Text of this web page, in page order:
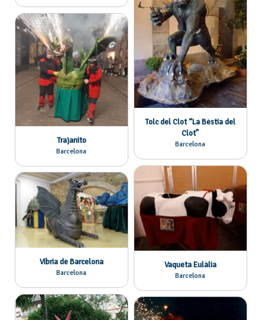
Tolc del Clot “La Bèstia del
Clot”
Barcelona
Trajanito
Barcelona
Vaqueta Eulàlia
Barcelona
Víbria de Barcelona
Barcelona